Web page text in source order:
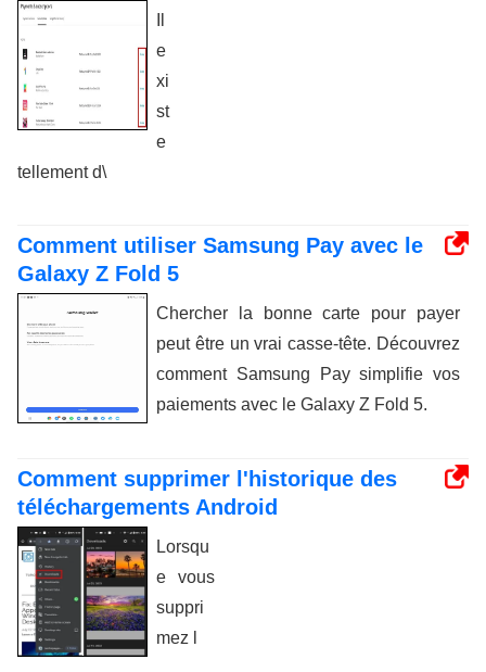
e
xi
st
e
tellement d\
Comment utiliser Samsung Pay avec le
Galaxy Z Fold 5
Chercher la bonne carte pour payer
peut être un vrai casse-tête. Découvrez
comment Samsung Pay simplifie vos
paiements avec le Galaxy Z Fold 5.
Comment supprimer l'historique des
téléchargements Android
Lorsqu
e vous
suppri
mez l